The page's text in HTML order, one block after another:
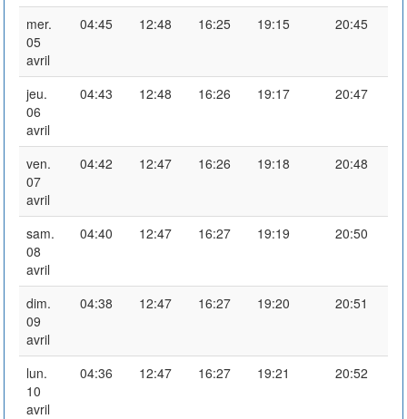
mer.
05
avril
04:45 12:48 16:25 19:15 20:45
jeu.
06
avril
04:43 12:48 16:26 19:17 20:47
ven.
07
avril
04:42 12:47 16:26 19:18 20:48
sam.
08
avril
04:40 12:47 16:27 19:19 20:50
dim.
09
avril
04:38 12:47 16:27 19:20 20:51
lun.
10
avril
04:36 12:47 16:27 19:21 20:52